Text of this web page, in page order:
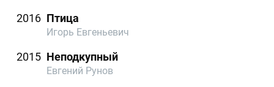
2016 Птица
Игорь Евгеньевич
2015 Неподкупный
Евгений Рунов